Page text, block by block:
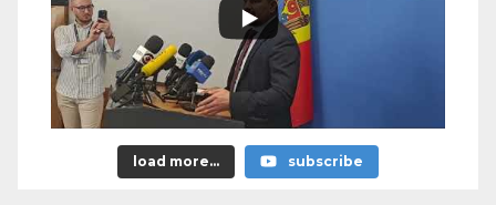
load more... subscribe